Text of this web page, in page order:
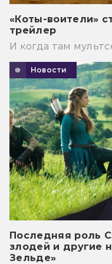
«Коты-воители»
трейлер
И когда там
Новости
Последняя роль
злодей и другие
Зельде»